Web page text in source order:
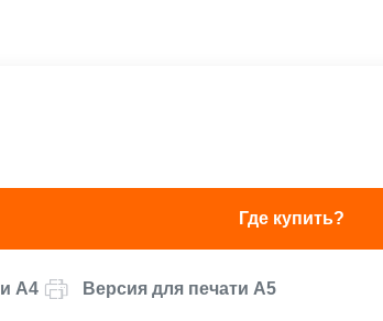
Где купить?
А4 Версия для печати А5